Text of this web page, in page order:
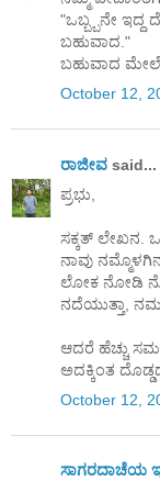
"ಒಬ್ಬ್ಬನೇ ಇದ್ದ
ಬಹುವಾದ."
ಬಹುವಾದ ಮೇಲೆ
October 12,
ರಾಜೀವ said...
ಪ್ರಭು,
ಸಕ್ಕತ್ ಲೇಖನ.
ನಾವು
ಲೋಕ ನೋಡಿ
ನದೆಯುತ್ತಾ,
ಆದರೆ ಹೆಚ್ಚು
ಅದಕ್ಕಿಂತ
October 12,
ಸಾಗರದಾಚೆಯ